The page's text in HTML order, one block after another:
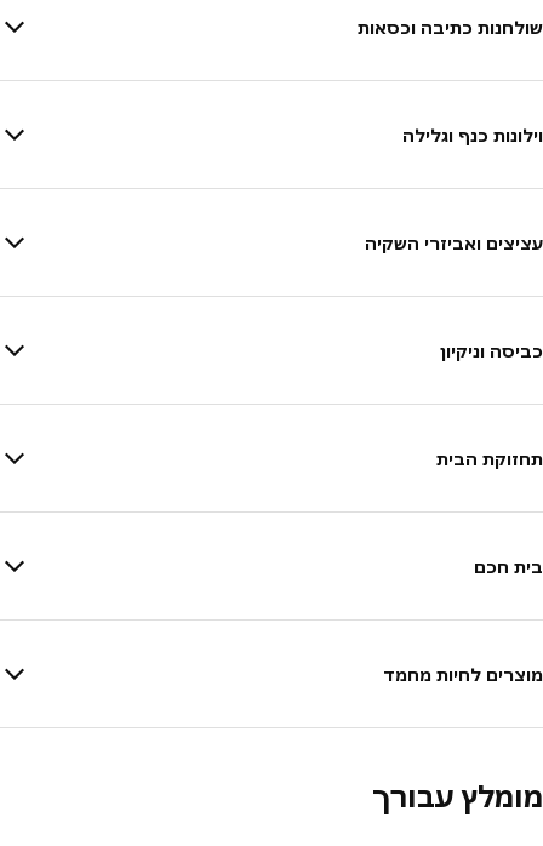
שולחנות כתיבה וכסאות
וילונות כנף וגלילה
עציצים ואביזרי השקיה
כביסה וניקיון
תחזוקת הבית
בית חכם
מוצרים לחיות מחמד
מומלץ עבורך